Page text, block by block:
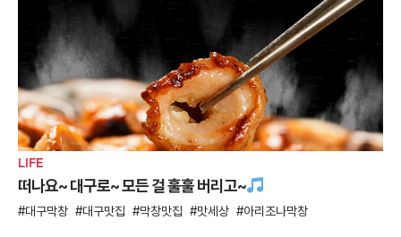
LIFE
떠나요~ 대구로~ 모든 걸 훌훌 버리고~
대구막창 대구맛집 막창맛집 맛세상 아리조나막창